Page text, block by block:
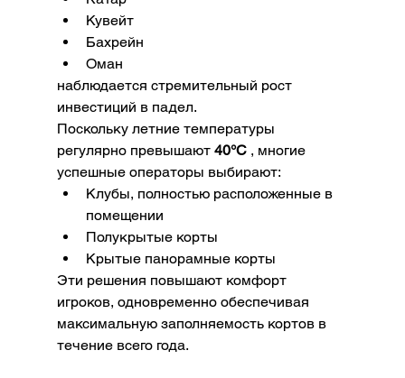
Кувейт
Бахрейн
Оман
наблюдается стремительный рост
инвестиций в падел.
Поскольку летние температуры
регулярно превышают 40°C , многие
успешные операторы выбирают:
Клубы, полностью расположенные в
помещении
Полукрытые корты
Крытые панорамные корты
Эти решения повышают комфорт
игроков, одновременно обеспечивая
максимальную заполняемость кортов в
течение всего года.